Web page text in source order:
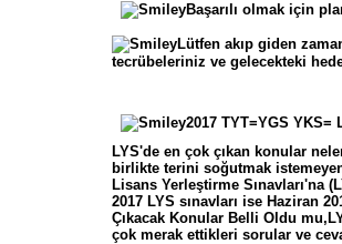
Başarılı olmak için
Lütfen akıp giden
tecrübeleriniz ve gelecekteki
2017 TYT=YGS
LYS'de en çok çıkan konular
birlikte terini soğutmak
Lisans Yerleştirme Sınavları'na
2017 LYS sınavları ise Haziran
Çıkacak Konular Belli Oldu
çok merak ettikleri sorular ve